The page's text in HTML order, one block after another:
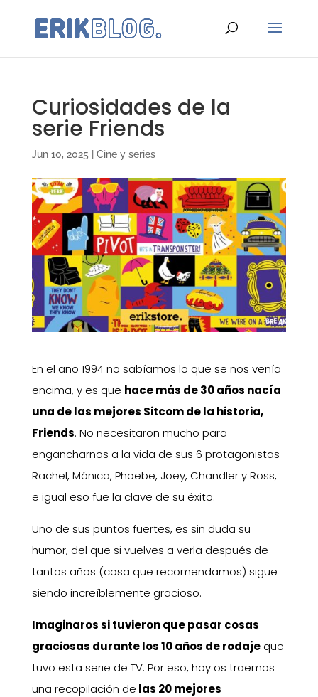
Curiosidades de la
serie Friends
Jun 10, 2025 Cine y series
En el año 1994 no sabíamos lo que se nos venía
encima, y es que hace más de 30 años nacía
una de las mejores Sitcom de la historia,
Friends. No necesitaron mucho para
engancharnos a la vida de sus 6 protagonistas
Rachel, Mónica, Phoebe, Joey, Chandler y Ross,
e igual eso fue la clave de su éxito.
Uno de sus puntos fuertes, es sin duda su
humor, del que si vuelves a verla después de
tantos años (cosa que recomendamos) sigue
siendo increíblemente gracioso.
Imaginaros si tuvieron que pasar cosas
graciosas durante los 10 años de rodajeque
tuvo esta serie de TV. Por eso, hoy os traemos
una recopilación de las 20 mejores